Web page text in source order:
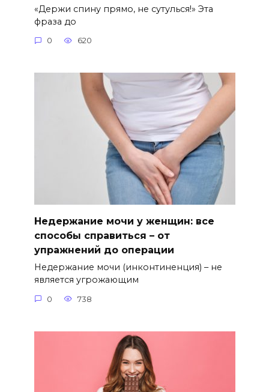
«Держи спину прямо, не сутулься!» Эта
фраза до
0 620
Недержание мочи у женщин: все
способы справиться – от
упражнений до операции
Недержание мочи (инконтиненция) – не
является угрожающим
0 738